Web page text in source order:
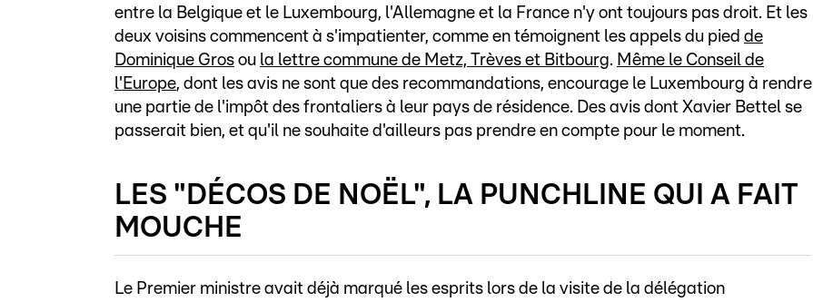
entre la Belgique et le Luxembourg, l'Allemagne et la France n'y ont toujours pas droit. Et les
deux voisins commencent à s'impatienter, comme en témoignent les appels du pied de
Dominique Gros ou la lettre commune de Metz, Trèves et Bitbourg. Même le Conseil de
l'Europe, dont les avis ne sont que des recommandations, encourage le Luxembourg à rendre
une partie de l'impôt des frontaliers à leur pays de résidence. Des avis dont Xavier Bettel se
passerait bien, et qu'il ne souhaite d'ailleurs pas prendre en compte pour le moment.
LES "DÉCOS DE NOËL", LA PUNCHLINE QUI A FAIT
MOUCHE
Le Premier ministre avait déjà marqué les esprits lors de la visite de la délégation